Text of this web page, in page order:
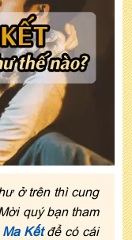
ở trên thì cung
quý bạn tham
Kếtđể có cái